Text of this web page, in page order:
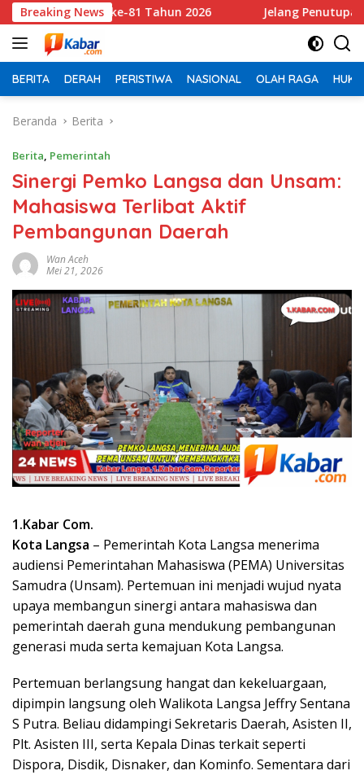
Langsung
ke
konten
Breaking News
81 Tahun 2026 Jelang Penutupan TMMD ke-129,
BERITA DERAH PERISTIWA NASIONAL OLAH RAGA
Beranda Berita
Berita, Pemerintah
Sinergi Pemko Langsa dan Unsam:
Mahasiswa Terlibat Aktif
Pembangunan Daerah
Wan Aceh
Mei 21, 2026
1.Kabar Com.
Kota Langsa – Pemerintah Kota Langsa menerima
audiensi Pemerintahan Mahasiswa (PEMA) Universitas
Samudra (Unsam). Pertemuan ini menjadi wujud nyata
upaya membangun sinergi antara mahasiswa dan
pemerintah daerah guna mendukung pembangunan
generasi muda serta kemajuan Kota Langsa.
Pertemuan berlangsung hangat dan kekeluargaan,
dipimpin langsung oleh Walikota Langsa Jeffry Sentana
S Putra. Beliau didampingi Sekretaris Daerah, Asisten II,
Plt. Asisten III, serta Kepala Dinas terkait seperti
Dispora, Disdik, Disnaker, dan Kominfo. Sementara dari